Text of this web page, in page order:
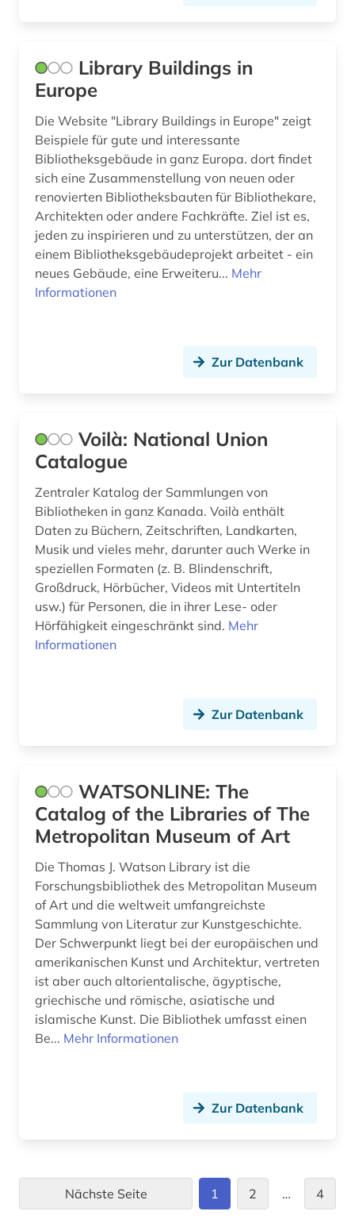
Library Buildings in
Europe
Die Website "Library Buildings in Europe" zeigt
Beispiele für gute und interessante
Bibliotheksgebäude in ganz Europa. dort findet
sich eine Zusammenstellung von neuen oder
renovierten Bibliotheksbauten für Bibliothekare,
Architekten oder andere Fachkräfte. Ziel ist es,
jeden zu inspirieren und zu unterstützen, der an
einem Bibliotheksgebäudeprojekt arbeitet - ein
neues Gebäude, eine Erweiteru... Mehr
Informationen
Zur Datenbank
Voilà: National Union
Catalogue
Zentraler Katalog der Sammlungen von
Bibliotheken in ganz Kanada. Voilà enthält
Daten zu Büchern, Zeitschriften, Landkarten,
Musik und vieles mehr, darunter auch Werke in
speziellen Formaten (z. B. Blindenschrift,
Großdruck, Hörbücher, Videos mit Untertiteln
usw.) für Personen, die in ihrer Lese- oder
Hörfähigkeit eingeschränkt sind. Mehr
Informationen
Zur Datenbank
WATSONLINE: The
Catalog of the Libraries of The
Metropolitan Museum of Art
Die Thomas J. Watson Library ist die
Forschungsbibliothek des Metropolitan Museum
of Art und die weltweit umfangreichste
Sammlung von Literatur zur Kunstgeschichte.
Der Schwerpunkt liegt bei der europäischen und
amerikanischen Kunst und Architektur, vertreten
ist aber auch altorientalische, ägyptische,
griechische und römische, asiatische und
islamische Kunst. Die Bibliothek umfasst einen
Be... Mehr Informationen
Zur Datenbank
Nächste Seite 1 2 … 4